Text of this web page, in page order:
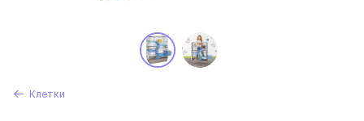
Клетки